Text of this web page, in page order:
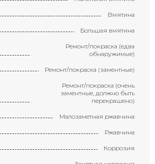
Вмятина
Большая вмятина
Ремонт/покраска (едва
обнаружимые)
Ремонт/покраска (заментные)
Ремонт/покраска (очень
заментные, должно быть
перекрашено)
Малозаметная ржавчина
Ржавчина
Коррозия